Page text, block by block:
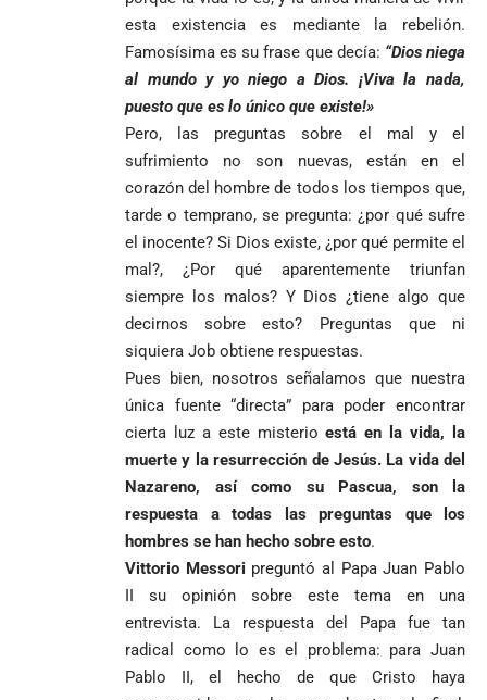
esta existencia es mediante la rebelión.
Famosísima es su frase que decía: “Dios niega
al mundo y yo niego a Dios. ¡Viva la nada,
puesto que es lo único que existe!»
Pero, las preguntas sobre el mal y el
sufrimiento no son nuevas, están en el
corazón del hombre de todos los tiempos que,
tarde o temprano, se pregunta: ¿por qué sufre
el inocente? Si Dios existe, ¿por qué permite el
mal?, ¿Por qué aparentemente triunfan
siempre los malos? Y Dios ¿tiene algo que
decirnos sobre esto? Preguntas que ni
siquiera Job obtiene respuestas.
Pues bien, nosotros señalamos que nuestra
única fuente “directa” para poder encontrar
cierta luz a este misterioestá en la vida, la
muerte y la resurrección de Jesús. La vida del
Nazareno, así como su Pascua, son la
respuesta a todas las preguntas que los
hombres se han hecho sobre esto.
Vittorio Messori preguntó al Papa Juan Pablo
II su opinión sobre este tema en una
entrevista. La respuesta del Papa fue tan
radical como lo es el problema: para Juan
Pablo II, el hecho de que Cristo haya
MedellínVER
MÁS
Caninos de la
Policía
frustran envío
de 20 kilos de
cocaína
ocultos en
encomienda
hacia Medellín
1
Antioquia VER MÁS
Tarso revive el
legado del beato
Jesús Aníbal
Gómez a 90 años
PolíticaVER
MÁS
Gustavo Petro
pide sacar a
Angie
Rodríguez tras
sus denuncias
de corrupción
DeportesVER
MÁS
Luis Díaz
desata
polémica y
divide las
redes por su
visita familiar
ColumnistasVER
MÁS
Iglesia VER MÁS
Tarso revive el